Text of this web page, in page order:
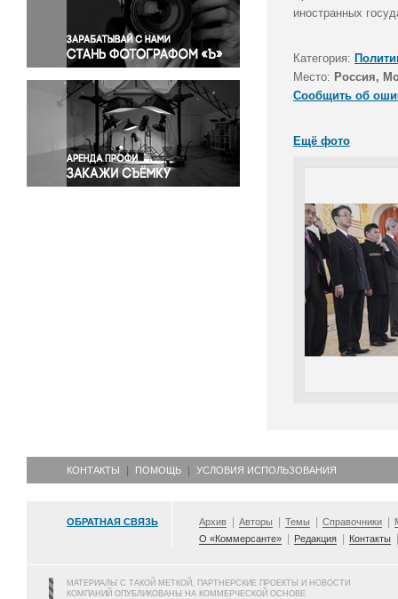
Правосудие
Происшествия и конфликты
Религия
Светская жизнь
Спорт
Экология
Экономика и бизнес
иностранных
Категория:
Место: Россия,
Сообщить об
Ещё фото
КОНТАКТЫ ПОМОЩЬ УСЛОВИЯ ИСПОЛЬЗОВАНИЯ
ОБРАТНАЯ СВЯЗЬ Архив Авторы Темы Справочники
О «Коммерсанте»
Редакция Контакты
МАТЕРИАЛЫ С ТАКОЙ МЕТКОЙ, ПАРТНЕРСКИЕ ПРОЕКТЫ И НОВОСТИ
КОМПАНИЙ ОПУБЛИКОВАНЫ НА КОММЕРЧЕСКОЙ ОСНОВЕ